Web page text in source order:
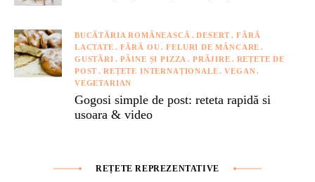
BUCĂTĂRIA ROMÂNEASCĂ DESERT
FĂRĂ
LACTATE
FĂRĂ OU
FELURI DE MÂNCARE
GUSTĂRI
PÂINE ȘI PIZZA PRĂJIRE
REȚETE DE
POST
REȚETE INTERNAȚIONALE
VEGAN
VEGETARIAN
Gogosi simple de post: reteta rapidă si
usoara & video
REȚETE REPREZENTATIVE